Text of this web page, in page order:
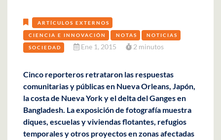
ARTÍCULOS EXTERNOS
CIENCIA E INNOVACIÓN NOTAS NOTICIAS
SOCIEDAD Ene 1, 2015 2 minutos
Cinco reporteros retrataron las respuestas
comunitarias y públicas en Nueva Orleans, Japón,
la costa de Nueva York y el delta del Ganges en
Bangladesh. La exposición de fotografía muestra
diques, escuelas y viviendas flotantes, refugios
temporales y otros proyectos en zonas afectadas